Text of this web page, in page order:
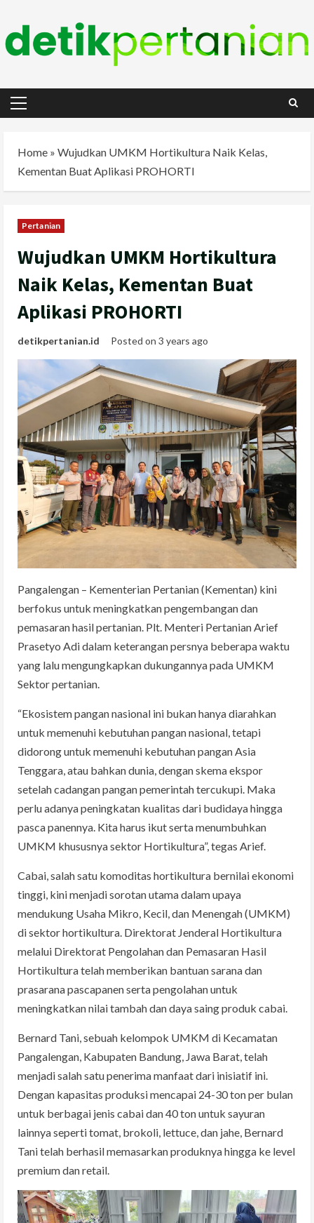
content
Primary
Home » Wujudkan UMKM Hortikultura Naik Kelas,
Kementan Buat Aplikasi PROHORTI
Pertanian
Wujudkan UMKM Hortikultura
Naik Kelas, Kementan Buat
Aplikasi PROHORTI
detikpertanian.id Posted on 3 years ago
Pangalengan – Kementerian Pertanian (Kementan) kini
berfokus untuk meningkatkan pengembangan dan
pemasaran hasil pertanian. Plt. Menteri Pertanian Arief
Prasetyo Adi dalam keterangan persnya beberapa waktu
yang lalu mengungkapkan dukungannya pada UMKM
Sektor pertanian.
“Ekosistem pangan nasional ini bukan hanya diarahkan
untuk memenuhi kebutuhan pangan nasional, tetapi
didorong untuk memenuhi kebutuhan pangan Asia
Tenggara, atau bahkan dunia, dengan skema ekspor
setelah cadangan pangan pemerintah tercukupi. Maka
perlu adanya peningkatan kualitas dari budidaya hingga
pasca panennya. Kita harus ikut serta menumbuhkan
UMKM khususnya sektor Hortikultura”, tegas Arief.
Cabai, salah satu komoditas hortikultura bernilai ekonomi
tinggi, kini menjadi sorotan utama dalam upaya
mendukung Usaha Mikro, Kecil, dan Menengah (UMKM)
di sektor hortikultura. Direktorat Jenderal Hortikultura
melalui Direktorat Pengolahan dan Pemasaran Hasil
Hortikultura telah memberikan bantuan sarana dan
prasarana pascapanen serta pengolahan untuk
meningkatkan nilai tambah dan daya saing produk cabai.
Bernard Tani, sebuah kelompok UMKM di Kecamatan
Pangalengan, Kabupaten Bandung, Jawa Barat, telah
menjadi salah satu penerima manfaat dari inisiatif ini.
Dengan kapasitas produksi mencapai 24-30 ton per bulan
untuk berbagai jenis cabai dan 40 ton untuk sayuran
lainnya seperti tomat, brokoli, lettuce, dan jahe, Bernard
Tani telah berhasil memasarkan produknya hingga ke level
premium dan retail.